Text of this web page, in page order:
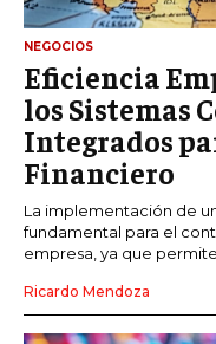
NEGOCIOS
Eficiencia
los Sistemas
Integrados
Financiero
La implementación de
fundamental para el
empresa, ya que
Ricardo Mendoza